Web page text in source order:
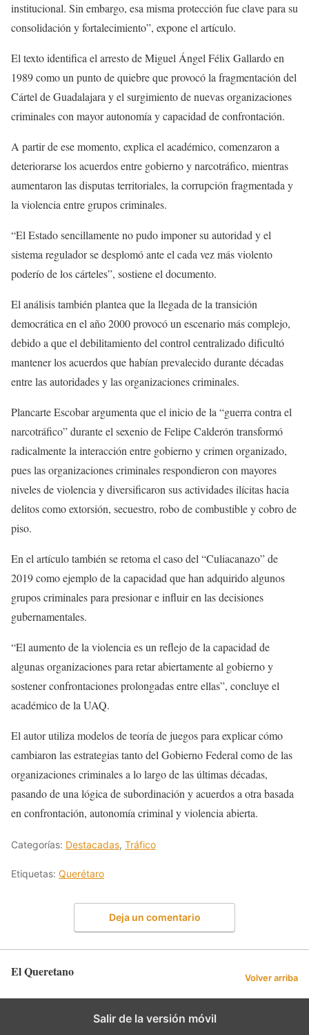
institucional. Sin embargo, esa misma protección fue clave para su
consolidación y fortalecimiento”, expone el artículo.
El texto identifica el arresto de Miguel Ángel Félix Gallardo en
1989 como un punto de quiebre que provocó la fragmentación del
Cártel de Guadalajara y el surgimiento de nuevas organizaciones
criminales con mayor autonomía y capacidad de confrontación.
A partir de ese momento, explica el académico, comenzaron a
deteriorarse los acuerdos entre gobierno y narcotráfico, mientras
aumentaron las disputas territoriales, la corrupción fragmentada y
la violencia entre grupos criminales.
“El Estado sencillamente no pudo imponer su autoridad y el
sistema regulador se desplomó ante el cada vez más violento
poderío de los cárteles”, sostiene el documento.
El análisis también plantea que la llegada de la transición
democrática en el año 2000 provocó un escenario más complejo,
debido a que el debilitamiento del control centralizado dificultó
mantener los acuerdos que habían prevalecido durante décadas
entre las autoridades y las organizaciones criminales.
Plancarte Escobar argumenta que el inicio de la “guerra contra el
narcotráfico” durante el sexenio de Felipe Calderón transformó
radicalmente la interacción entre gobierno y crimen organizado,
pues las organizaciones criminales respondieron con mayores
niveles de violencia y diversificaron sus actividades ilícitas hacia
delitos como extorsión, secuestro, robo de combustible y cobro de
piso.
En el artículo también se retoma el caso del “Culiacanazo” de
2019 como ejemplo de la capacidad que han adquirido algunos
grupos criminales para presionar e influir en las decisiones
gubernamentales.
“El aumento de la violencia es un reflejo de la capacidad de
algunas organizaciones para retar abiertamente al gobierno y
sostener confrontaciones prolongadas entre ellas”, concluye el
académico de la UAQ.
El autor utiliza modelos de teoría de juegos para explicar cómo
cambiaron las estrategias tanto del Gobierno Federal como de las
organizaciones criminales a lo largo de las últimas décadas,
pasando de una lógica de subordinación y acuerdos a otra basada
en confrontación, autonomía criminal y violencia abierta.
Categorías: Destacadas, Tráfico
Etiquetas: Querétaro
Deja un comentario
El Queretano Volver arriba
Salir de la versión móvil